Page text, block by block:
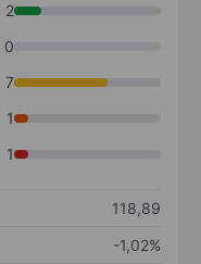
2
0
7
1
1
118,89
-1,02%